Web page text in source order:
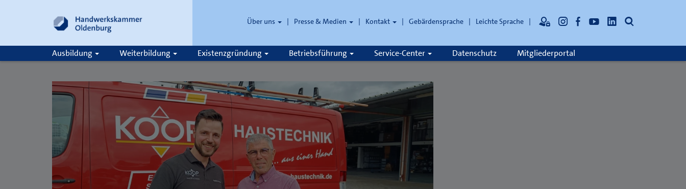
Über uns Presse & Medien Kontakt Gebärdensprache Leichte Sprache
Ausbildung Weiterbildung Existenzgründung Betriebsführung Service-Center Datenschutz Mitgliederportal
Suche